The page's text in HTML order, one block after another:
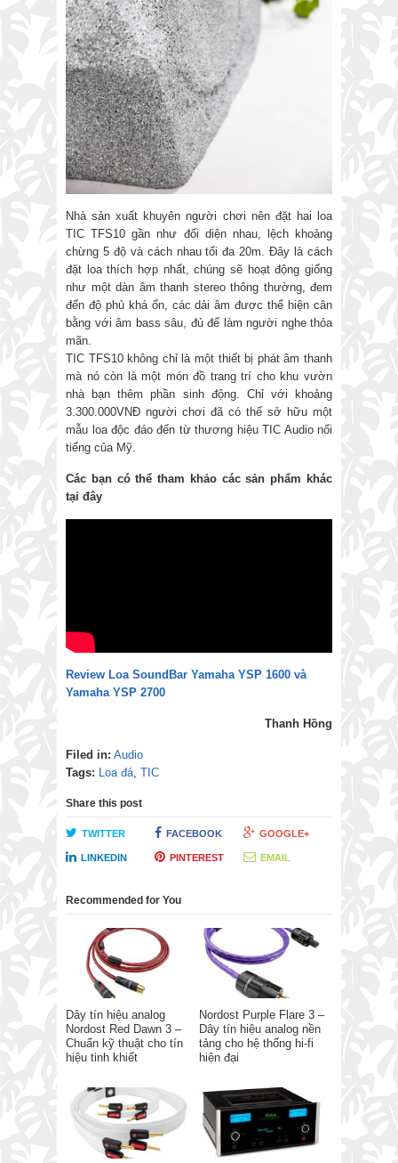
Nhà sản xuất khuyên người chơi nên đặt hai loa
TIC TFS10 gần như đối diện nhau, lệch khoảng
chừng 5 độ và cách nhau tối đa 20m. Đây là cách
đặt loa thích hợp nhất, chúng sẽ hoạt động giống
như một dàn âm thanh stereo thông thường, đem
đến độ phủ khá ổn, các dải âm được thể hiện cân
bằng với âm bass sâu, đủ để làm người nghe thỏa
mãn.
TIC TFS10 không chỉ là một thiết bị phát âm thanh
mà nó còn là một món đồ trang trí cho khu vườn
nhà bạn thêm phần sinh động. Chỉ với khoảng
3.300.000VNĐ người chơi đã có thể sở hữu một
mẫu loa độc đáo đến từ thương hiệu TIC Audio nổi
tiếng của Mỹ.
Các bạn có thể tham khảo các sản phẩm khác
tại đây
Review Loa SoundBar Yamaha YSP 1600 và
Yamaha YSP 2700
Thanh Hồng
Filed in: Audio
Tags: Loa đá TIC
Share this post
TWITTER FACEBOOK GOOGLE+
LINKEDIN PINTEREST EMAIL
Recommended for You
Dây tín hiệu analog
Nordost Red Dawn 3 –
Chuẩn kỹ thuật cho tín
hiệu tinh khiết
Nordost Purple Flare 3 –
Dây tín hiệu analog nền
tảng cho hệ thống hi-fi
hiện đại